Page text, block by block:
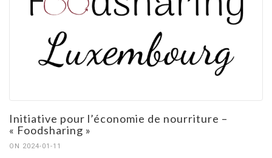
Initiative pour l’économie de nourriture –
« Foodsharing »
ON 2024-01-11